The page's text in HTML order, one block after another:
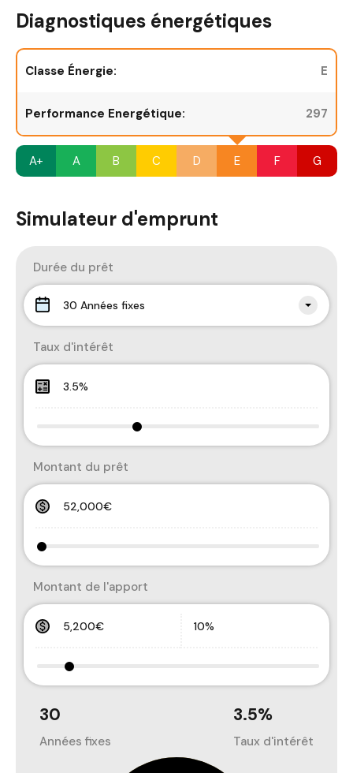
Diagnostiques énergétiques
Classe Énergie: E
Performance Energétique: 297
A+ A B C D E F G
Simulateur d'emprunt
Durée du prêt
30 Années fixes
Taux d'intérêt
Montant du prêt
Montant de l'apport
30
Années fixes
3.5%
Taux d'intérêt